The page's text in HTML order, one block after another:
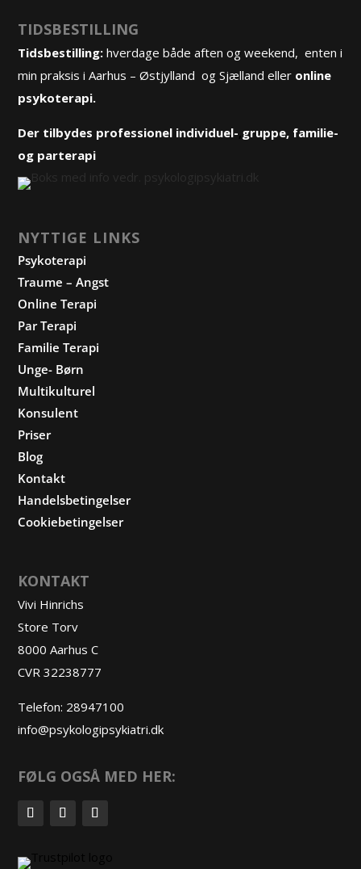
TIDSBESTILLING
Tidsbestilling: hverdage både aften og weekend, enten i
min praksis i Aarhus – Østjylland og Sjælland eller online
psykoterapi.
Der tilbydes professionel individuel- gruppe, familie-
og parterapi
NYTTIGE LINKS
Psykoterapi
Traume – Angst
Online Terapi
Par Terapi
Familie Terapi
Unge- Børn
Multikulturel
Konsulent
Priser
Blog
Kontakt
Handelsbetingelser
Cookiebetingelser
KONTAKT
Vivi Hinrichs
Store Torv
8000 Aarhus C
CVR 32238777
Telefon: 28947100
info@psykologipsykiatri.dk
FØLG OGSÅ MED HER: